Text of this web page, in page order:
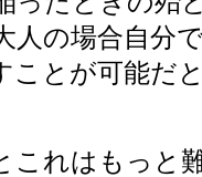
人の場合自分
ことが可能だ
これはもっと